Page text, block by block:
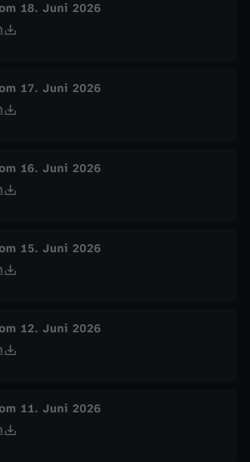
18. Juni 2026
17. Juni 2026
16. Juni 2026
15. Juni 2026
12. Juni 2026
11. Juni 2026